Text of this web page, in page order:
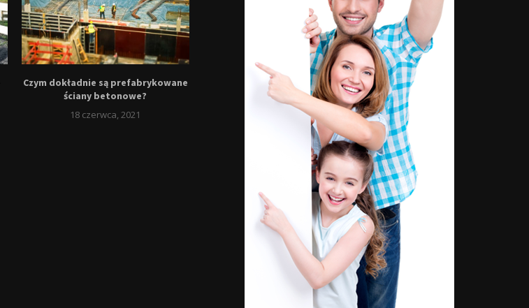
Czym dokładnie są prefabrykowane
ściany betonowe?
18 czerwca, 2021
Bezpieczeństwo na drodze podczas
remontów
17 sierpnia, 2023
Wpływ specjalistycznych
jeździeckich na rozwój